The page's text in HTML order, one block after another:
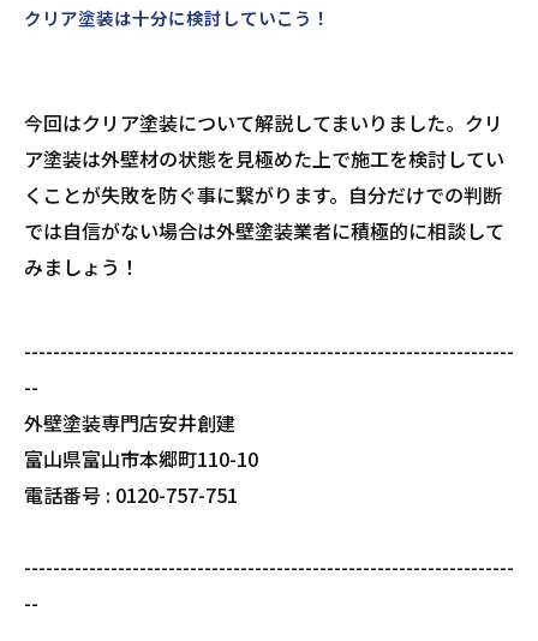
クリア塗装は十分に検討していこう！
今回はクリア塗装について解説してまいりました。クリ
ア塗装は外壁材の状態を見極めた上で施工を検討してい
くことが失敗を防ぐ事に繋がります。自分だけでの判断
では自信がない場合は外壁塗装業者に積極的に相談して
みましょう！
--------------------------------------------------------------------
--
外壁塗装専門店安井創建
富山県富山市本郷町110-10
電話番号 : 0120-757-751
--------------------------------------------------------------------
--